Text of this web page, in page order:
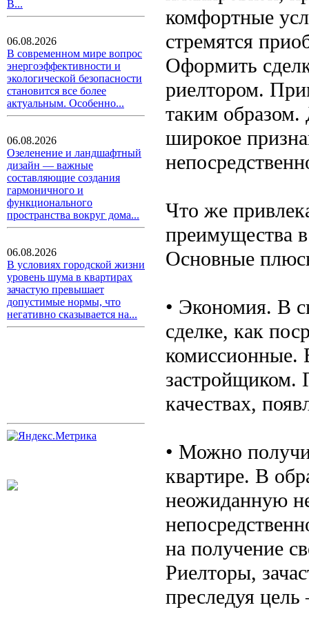
В...
06.08.2026
В современном мире вопрос
энергоэффективности и
экологической безопасности
становится все более
актуальным. Особенно...
06.08.2026
Озеленение и ландшафтный
дизайн — важные
составляющие создания
гармоничного и
функционального
пространства вокруг дома...
06.08.2026
В условиях городской жизни
уровень шума в квартирах
зачастую превышает
допустимые нормы, что
негативно сказывается на...
комфортные
стремятся
Оформить
риелтором.
таким образом.
широкое
Что же
преимущества
Основные
• Экономия. В
сделке, как
комиссионные.
застройщиком.
качествах,
• Можно
квартире. В
неожиданную
на получение
Риелторы,
преследуя